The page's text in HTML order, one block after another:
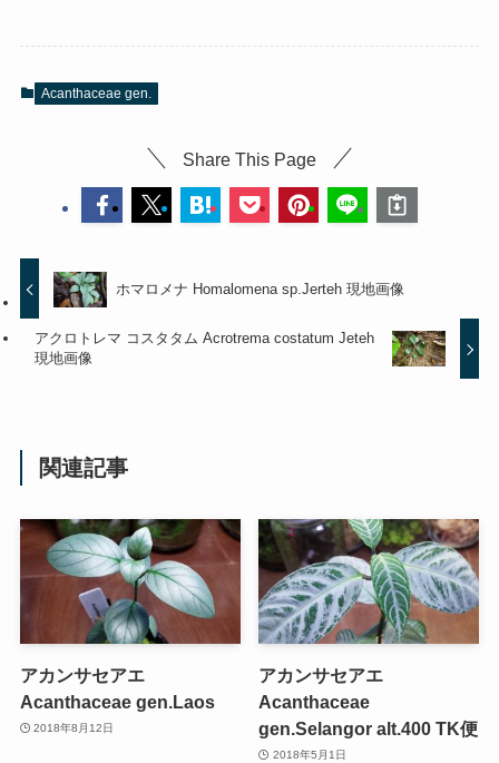
Acanthaceae gen.
Share This Page
ホマロメナ Homalomena sp.Jerteh 現地画像
アクロトレマ コスタタム Acrotrema costatum Jeteh
現地画像
関連記事
アカンサセアエ
Acanthaceae gen.Laos
2018年8月12日
アカンサセアエ
Acanthaceae
gen.Selangor alt.400 TK便
2018年5月1日